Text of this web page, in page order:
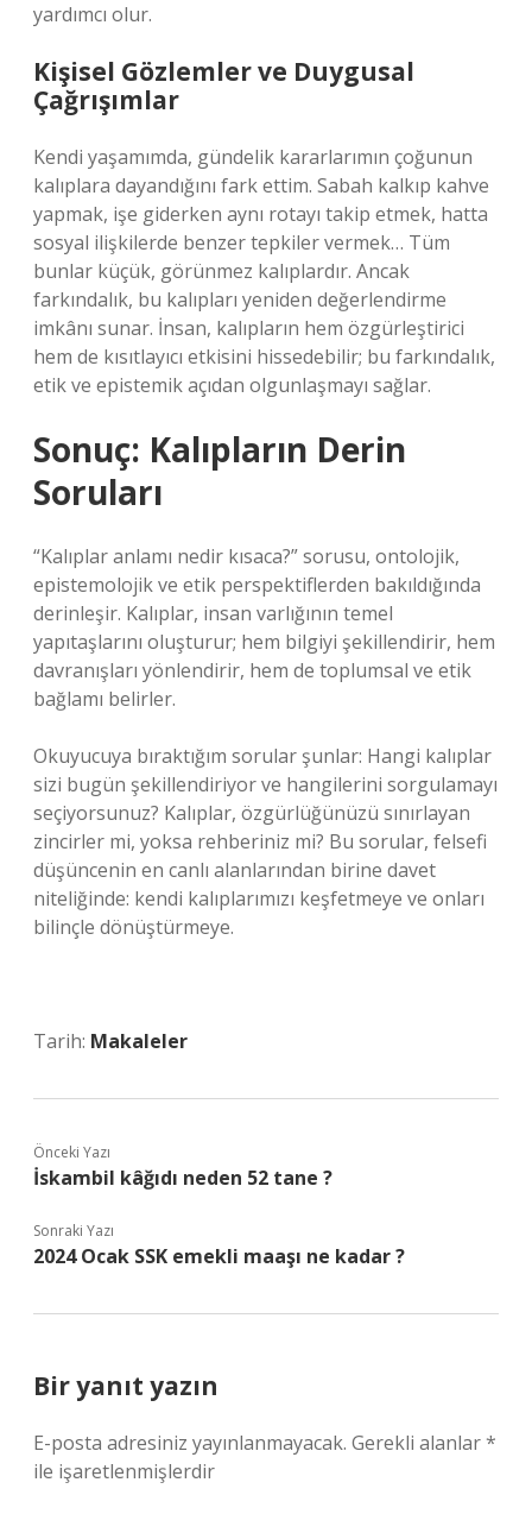
yardımcı olur.
Kişisel Gözlemler ve Duygusal
Çağrışımlar
Kendi yaşamımda, gündelik kararlarımın çoğunun
kalıplara dayandığını fark ettim. Sabah kalkıp kahve
yapmak, işe giderken aynı rotayı takip etmek, hatta
sosyal ilişkilerde benzer tepkiler vermek… Tüm
bunlar küçük, görünmez kalıplardır. Ancak
farkındalık, bu kalıpları yeniden değerlendirme
imkânı sunar. İnsan, kalıpların hem özgürleştirici
hem de kısıtlayıcı etkisini hissedebilir; bu farkındalık,
etik ve epistemik açıdan olgunlaşmayı sağlar.
Sonuç: Kalıpların Derin
Soruları
“Kalıplar anlamı nedir kısaca?” sorusu, ontolojik,
epistemolojik ve etik perspektiflerden bakıldığında
derinleşir. Kalıplar, insan varlığının temel
yapıtaşlarını oluşturur; hem bilgiyi şekillendirir, hem
davranışları yönlendirir, hem de toplumsal ve etik
bağlamı belirler.
Okuyucuya bıraktığım sorular şunlar: Hangi kalıplar
sizi bugün şekillendiriyor ve hangilerini sorgulamayı
seçiyorsunuz? Kalıplar, özgürlüğünüzü sınırlayan
zincirler mi, yoksa rehberiniz mi? Bu sorular, felsefi
düşüncenin en canlı alanlarından birine davet
niteliğinde: kendi kalıplarımızı keşfetmeye ve onları
bilinçle dönüştürmeye.
Tarih: Makaleler
Önceki Yazı
İskambil kâğıdı neden 52 tane ?
Sonraki Yazı
2024 Ocak SSK emekli maaşı ne kadar ?
Bir yanıt yazın
E-posta adresiniz yayınlanmayacak. Gerekli alanlar*
ile işaretlenmişlerdir